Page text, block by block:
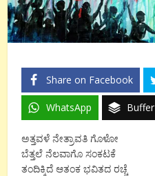
Share on Facebook
WhatsApp Buffer
ಅತ್ತವಳೆ ನೇತ್ರಾವತಿ ಗೊಳೋ
ಬೆತ್ತಲೆ ನೆಲವಾಗೊ ಸಂಕಟಕೆ
ತಂದಿಕ್ಕಿದೆ ಆತಂಕ ಭವಿತದ ರಚ್ಚೆ